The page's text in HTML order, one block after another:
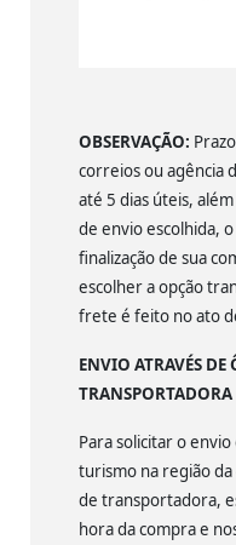
OBSERVAÇÃO:
correios ou agência
até 5 dias úteis,
de envio escolhida,
finalização de sua
escolher a opção
frete é feito no ato
ENVIO ATRAVÉS
TRANSPORTADORA
Para solicitar o
turismo na região
de transportadora,
hora da compra e